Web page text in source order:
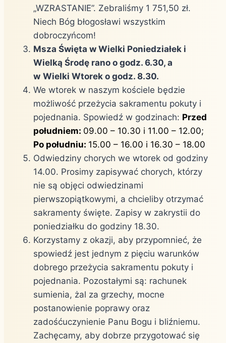
„WZRASTANIE”. Zebraliśmy 1 751,50 zł.
Niech Bóg błogosławi wszystkim
dobroczyńcom!
Msza Święta w Wielki Poniedziałek i
Wielką Środę rano o godz. 6.30, a
w Wielki Wtorek o godz. 8.30.
We wtorek w naszym kościele będzie
możliwość przeżycia sakramentu pokuty i
pojednania. Spowiedź w godzinach: Przed
południem: 09.00 – 10.30 i 11.00 – 12.00;
Po południu: 15.00 – 16.00 i 16.30 – 18.00
Odwiedziny chorych we wtorek od godziny
14.00. Prosimy zapisywać chorych, którzy
nie są objęci odwiedzinami
pierwszopiątkowymi, a chcieliby otrzymać
sakramenty święte. Zapisy w zakrystii do
poniedziałku do godziny 18.30.
Korzystamy z okazji, aby przypomnieć, że
spowiedź jest jednym z pięciu warunków
dobrego przeżycia sakramentu pokuty i
pojednania. Pozostałymi są: rachunek
sumienia, żal za grzechy, mocne
postanowienie poprawy oraz
zadośćuczynienie Panu Bogu i bliźniemu.
Zachęcamy, aby dobrze przygotować się